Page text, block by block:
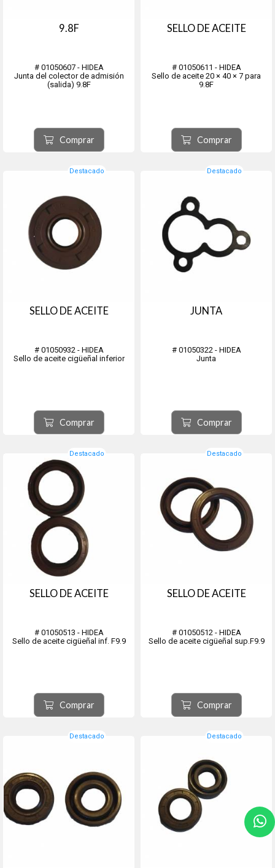
9.8F
# 01050607 - HIDEA
Junta del colector de admisión
(salida) 9.8F
Comprar
SELLO DE ACEITE
# 01050611 - HIDEA
Sello de aceite 20 × 40 × 7 para
9.8F
Comprar
Destacado
SELLO DE ACEITE
# 01050932 - HIDEA
Sello de aceite cigüeñal inferior
Comprar
Destacado
JUNTA
# 01050322 - HIDEA
Junta
Comprar
Destacado
SELLO DE ACEITE
# 01050513 - HIDEA
Sello de aceite cigüeñal inf. F9.9
Comprar
Destacado
SELLO DE ACEITE
# 01050512 - HIDEA
Sello de aceite cigüeñal sup.F9.9
Comprar
Destacado Destacado